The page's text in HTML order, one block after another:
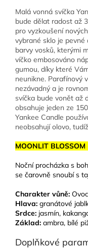
Malá vonná svíčka
bude dělat radost až
pro vyzkoušení
vybrané sklo je pevné
barvy vosků, kterými
víčko embosováno
gumou, díky které
neunikne. Parafínový
nezávadný a je
svíčka bude vonět až
obsahuje jeden ze
Yankee Candle
neobsahují olovo,
MOONLIT
Noční procházka s
se čarovně snoubí s
Charakter vůně:
Hlava: granátové
Srdce: jasmín,
Základ: ambra, bílé
Doplňkové